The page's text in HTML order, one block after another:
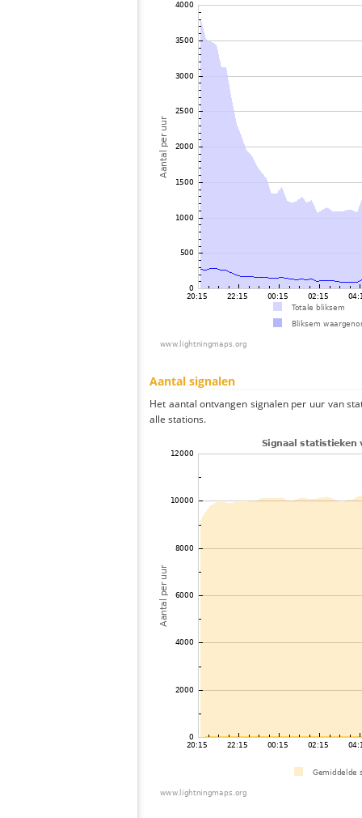
Aantal signalen
Het aantal ontvangen signalen per uur van
alle stations.